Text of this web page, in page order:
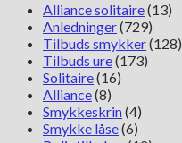
Alliance solitaire(13)
Anledninger(729)
Tilbuds smykker(128)
Tilbuds ure(173)
Solitaire(16)
Alliance(8)
Smykkeskrin(4)
Smykke låse(6)